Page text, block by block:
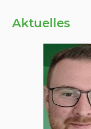
Aktuelles